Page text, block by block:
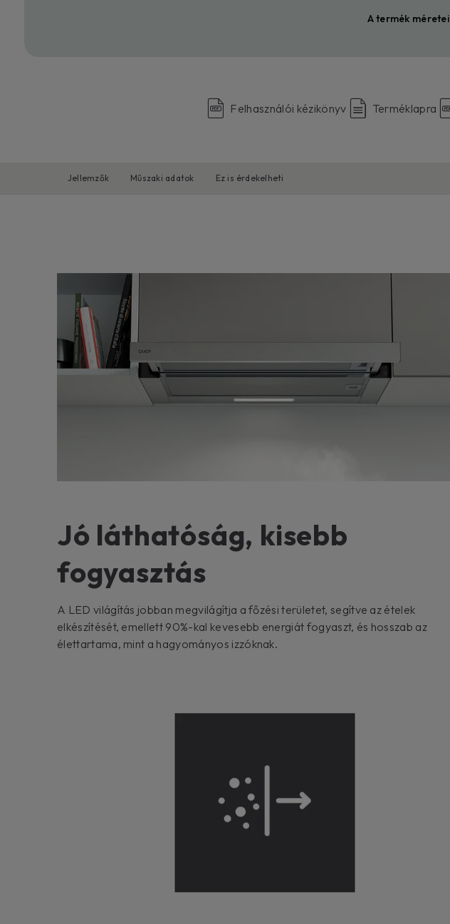
A termék méretei
Felhasználói kézikönyv Terméklapra
Jellemzők Műszaki adatok Ez is érdekelheti
Jó láthatóság, kisebb
fogyasztás
A LED világítás jobban megvilágítja a főzési területet, segítve az ételek
elkészítését, emellett 90%-kal kevesebb energiát fogyaszt, és hosszab az
élettartama, mint a hagyományos izzóknak.